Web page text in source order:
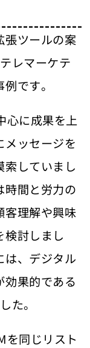
張ツールの案
レマーケテ
です。
心に成果を上
メッセージを
していまし
時間と労力の
客理解や興味
討しまし
は、デジタル
効果的である
た。
を同じリスト